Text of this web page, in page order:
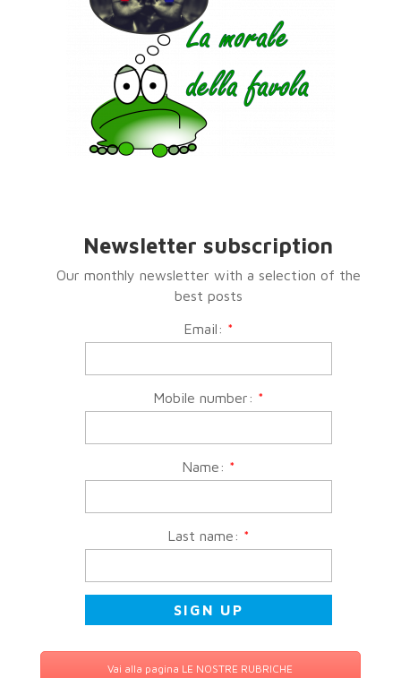
Newsletter subscription
Our monthly newsletter with a selection of the
best posts
Email: *
Mobile number: *
Name: *
Last name: *
Vai alla pagina LE NOSTRE RUBRICHE